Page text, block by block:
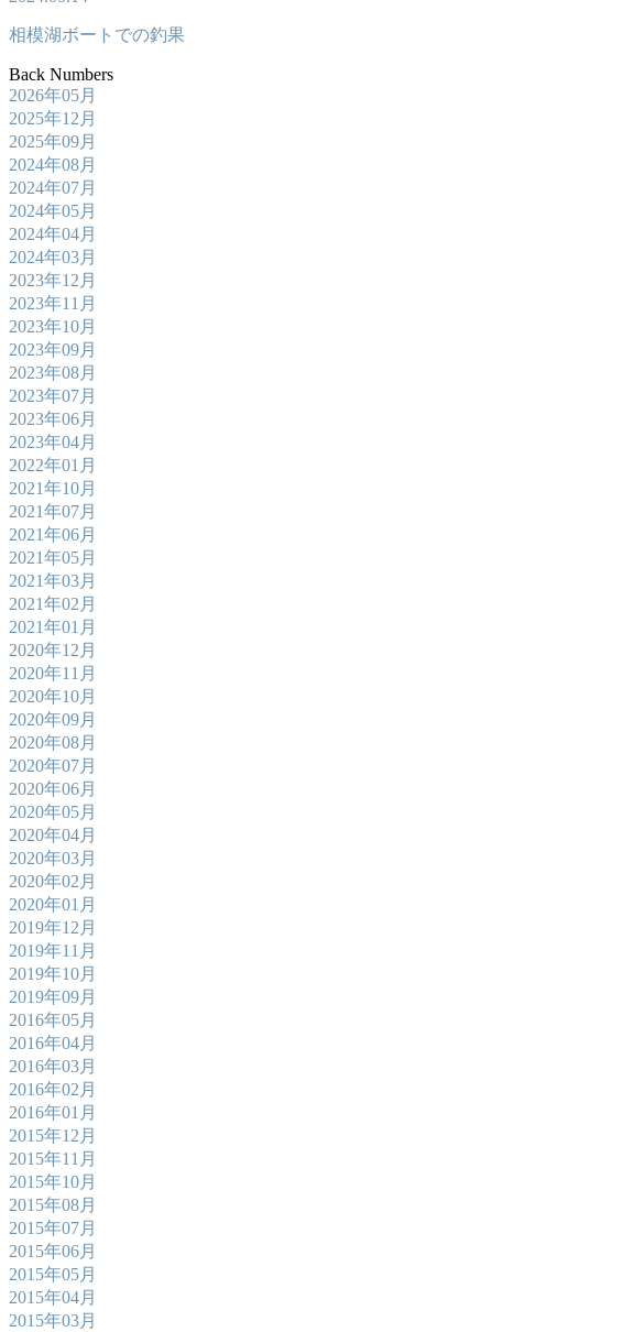
相模湖ボートでの釣果
Back Numbers
2026年05月
2025年12月
2025年09月
2024年08月
2024年07月
2024年05月
2024年04月
2024年03月
2023年12月
2023年11月
2023年10月
2023年09月
2023年08月
2023年07月
2023年06月
2023年04月
2022年01月
2021年10月
2021年07月
2021年06月
2021年05月
2021年03月
2021年02月
2021年01月
2020年12月
2020年11月
2020年10月
2020年09月
2020年08月
2020年07月
2020年06月
2020年05月
2020年04月
2020年03月
2020年02月
2020年01月
2019年12月
2019年11月
2019年10月
2019年09月
2016年05月
2016年04月
2016年03月
2016年02月
2016年01月
2015年12月
2015年11月
2015年10月
2015年08月
2015年07月
2015年06月
2015年05月
2015年04月
2015年03月